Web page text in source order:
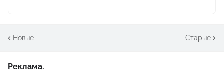
Новые Старые
Реклама.